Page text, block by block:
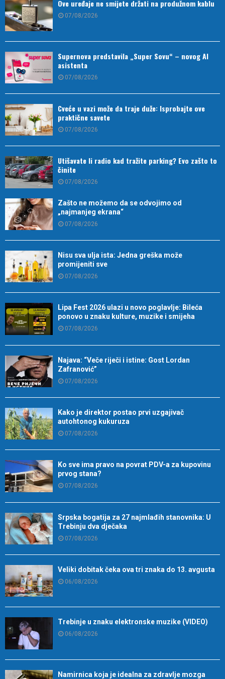
Ove uređaje ne smijete držati na produžnom kablu
07/08/2026
Supernova predstavila „Super Sovu“ – novog AI
asistenta
07/08/2026
Cveće u vazi može da traje duže: Isprobajte ove
praktične savete
07/08/2026
Utišavate li radio kad tražite parking? Evo zašto to
činite
07/08/2026
Zašto ne možemo da se odvojimo od
„najmanjeg ekrana“
07/08/2026
Nisu sva ulja ista: Jedna greška može
promijeniti sve
07/08/2026
Lipa Fest 2026 ulazi u novo poglavlje: Bileća
ponovo u znaku kulture, muzike i smijeha
07/08/2026
Najava: “Veče riječi i istine: Gost Lordan
Zafranović”
07/08/2026
Kako je direktor postao prvi uzgajivač
autohtonog kukuruza
07/08/2026
Ko sve ima pravo na povrat PDV-a za kupovinu
prvog stana?
07/08/2026
Srpska bogatija za 27 najmlađih stanovnika: U
Trebinju dva dječaka
07/08/2026
Veliki dobitak čeka ova tri znaka do 13. avgusta
06/08/2026
Trebinje u znaku elektronske muzike (VIDEO)
06/08/2026
Namirnica koja je idealna za zdravlje mozga